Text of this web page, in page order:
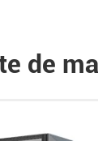
de